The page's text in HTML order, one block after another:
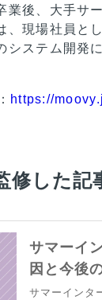
業後、大手サ
、現場社員と
システム開発
https://
修した記
サマーイ
因と今後
サマーインタ